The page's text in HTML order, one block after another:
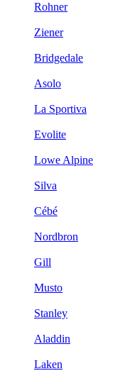
Rohner
Ziener
Bridgedale
Asolo
La Sportiva
Evolite
Lowe Alpine
Silva
Cébé
Nordbron
Gill
Musto
Stanley
Aladdin
Laken